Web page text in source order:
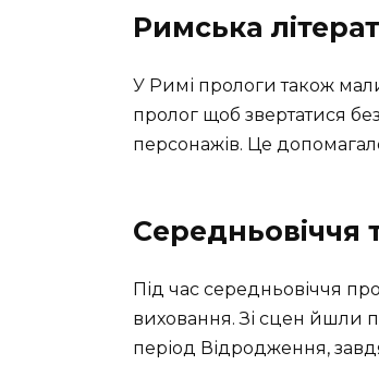
Римська
У Римі прологи також
пролог щоб звертатися
персонажів. Це допомагало
Середньовіччя
Під час середньовіччя
виховання. Зі сцен йшли
період Відродження,